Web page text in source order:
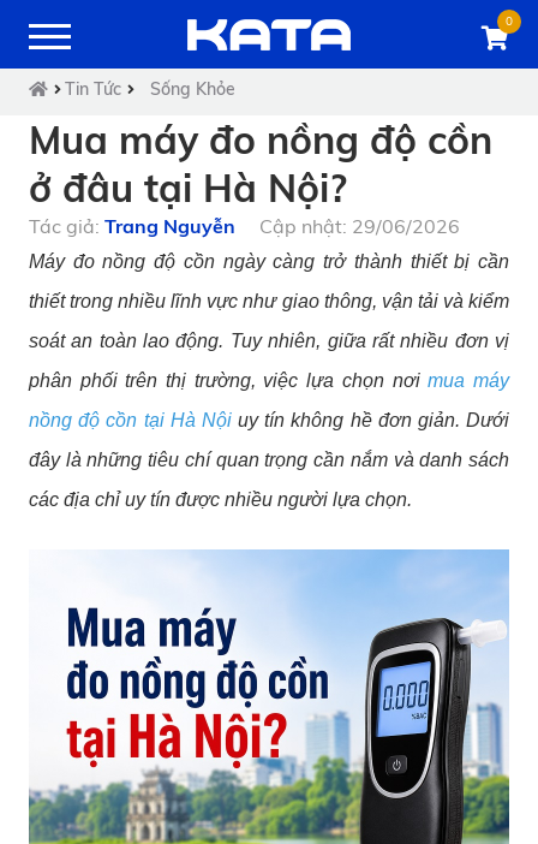
0
Tin Tức Sống Khỏe
Mua máy đo nồng độ cồn
ở đâu tại Hà Nội?
Tác giả: Trang Nguyễn Cập nhật: 29/06/2026
Máy đo nồng độ cồn ngày càng trở thành thiết bị cần
thiết trong nhiều lĩnh vực như giao thông, vận tải và kiểm
soát an toàn lao động. Tuy nhiên, giữa rất nhiều đơn vị
phân phối trên thị trường, việc lựa chọn nơimua máy
nồng độ cồn tại Hà Nộiuy tín không hề đơn giản. Dưới
đây là những tiêu chí quan trọng cần nắm và danh sách
các địa chỉ uy tín được nhiều người lựa chọn.